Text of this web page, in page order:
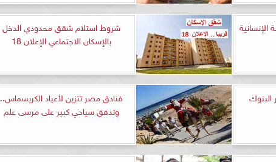
الإنسانية
شروط استلام شقق محدودي الدخل
بالإسكان الاجتماعي الإعلان 18
البنوك
فنادق مصر تتزين لأعياد الكريسماس..
وتدفق سياحي كبير على مرسى علم